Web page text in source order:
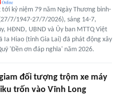
tới kỷ niệm 79 năm Ngày Thương binh-
7/1947-27/7/2026), sáng 14-7,
HĐND, UBND và Ủy ban MTTQ Việt
Ia Hiao (tỉnh Gia Lai) đã phát động xây
'Đền ơn đáp nghĩa' năm 2026.
đối tượng trộm xe máy
trốn vào Vĩnh Long